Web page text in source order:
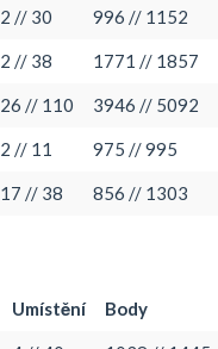
2 // 30 996 // 1152
2 // 38 1771 // 1857
26 // 110 3946 // 5092
2 // 11 975 // 995
17 // 38 856 // 1303
Umístění Body